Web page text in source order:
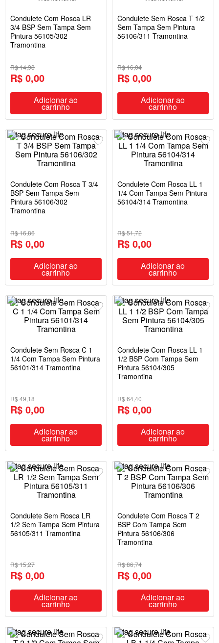
Condulete Com Rosca LR
3/4 BSP Sem Tampa Sem
Pintura 56105/302
Tramontina
R$ 14,98
R$ 0,00
Adicionar ao
carrinho
Condulete Sem Rosca T 1/2
Sem Tampa Sem Pintura
56106/311 Tramontina
R$ 16,04
R$ 0,00
Adicionar ao
carrinho
Condulete Com Rosca T 3/4
BSP Sem Tampa Sem
Pintura 56106/302
Tramontina
R$ 16,86
R$ 0,00
Adicionar ao
carrinho
Condulete Com Rosca LL 1
1/4 Com Tampa Sem Pintura
56104/314 Tramontina
R$ 51,72
R$ 0,00
Adicionar ao
carrinho
Condulete Sem Rosca C 1
1/4 Com Tampa Sem Pintura
56101/314 Tramontina
R$ 49,18
R$ 0,00
Adicionar ao
carrinho
Condulete Com Rosca LL 1
1/2 BSP Com Tampa Sem
Pintura 56104/305
Tramontina
R$ 64,40
R$ 0,00
Adicionar ao
carrinho
Condulete Sem Rosca LR
1/2 Sem Tampa Sem Pintura
56105/311 Tramontina
R$ 15,27
R$ 0,00
Adicionar ao
carrinho
Condulete Com Rosca T 2
BSP Com Tampa Sem
Pintura 56106/306
Tramontina
R$ 86,74
R$ 0,00
Adicionar ao
carrinho